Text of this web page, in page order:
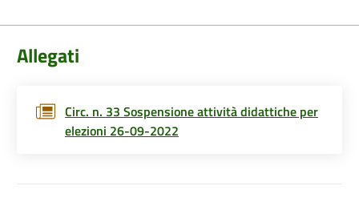
Allegati
Circ. n. 33 Sospensione attività didattiche per
elezioni 26-09-2022